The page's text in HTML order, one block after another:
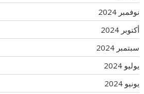
نوفمبر 2024
أكتوبر 2024
سبتمبر 2024
يوليو 2024
يونيو 2024